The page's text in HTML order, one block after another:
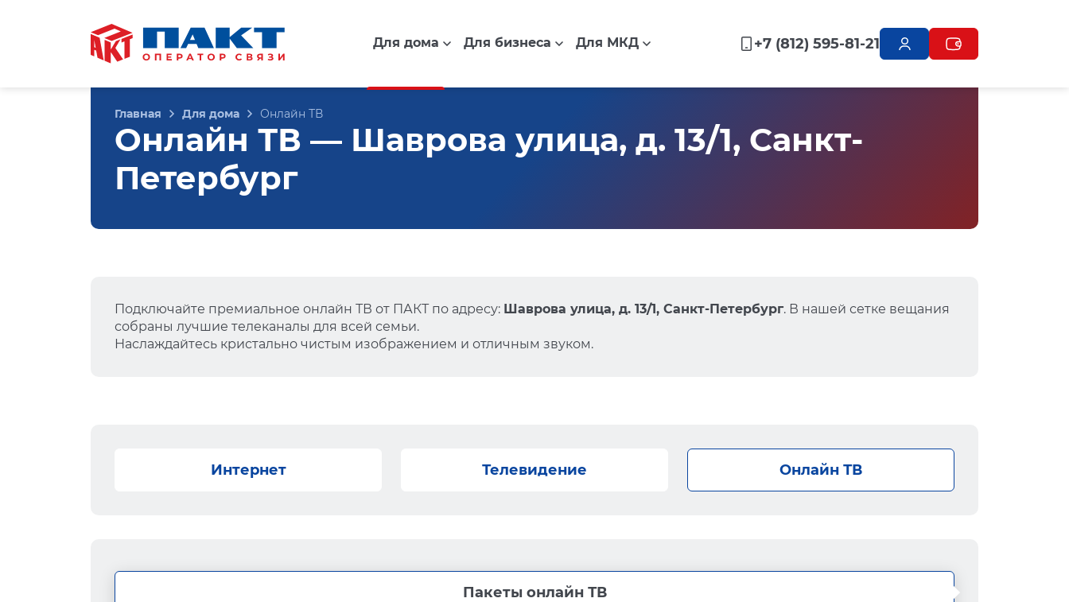
Для дома Для бизнеса Для МКД +7 (812) 595-81-21
Главная Для дома Онлайн ТВ
Онлайн ТВ — Шаврова улица, д. 13/1, Санкт-
Петербург
Подключайте премиальное онлайн ТВ от ПАКТ по адресу: Шаврова улица, д. 13/1, Санкт-Петербург. В нашей сетке вещания
собраны лучшие телеканалы для всей семьи.
Наслаждайтесь кристально чистым изображением и отличным звуком.
Интернет Телевидение Онлайн ТВ
Пакеты онлайн ТВ